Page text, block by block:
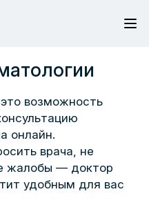
возможность
онлайн.
врача, не
жалобы — доктор
удобным для вас